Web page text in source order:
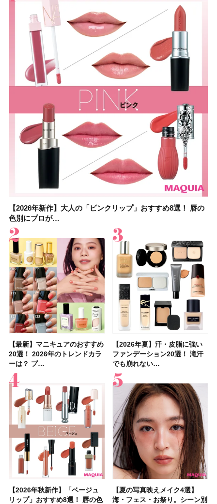
【2026年新作】大人の「ピンクリップ」おすすめ8選！ 唇の
色別にプロが…
【最新】マニキュアのおすすめ
20選！ 2026年のトレンドカラ
ーは？ プ…
【2026年夏】汗・皮脂に強い
ファンデーション20選！ 滝汗
でも崩れない…
【2026年秋新作】「ベージュ
リップ」おすすめ8選！ 唇の色
【夏の写真映えメイク4選】
海・フェス・お祭り。シーン別
【上田竜也さんのマイベストコスメ５選】大人になって開眼
したからこそ愛が深…
【石井美保さん】おすすめの
「ブライトニング」11選！ ス
キンケアからサプ…
【クリスマスコフレ2026】ク
リニークのホリデーコフレを一
挙紹介！ 人気…
【2026夏】「シートマスク・
パック」ランキングTOP5！＜
【2026夏】「洗顔料」ランキ
ングTOP5！＜マキアビューテ
【2026年新作】大人の「ピンクリップ」おすすめ8選！ 唇の
色別にプロが…
【最新】マニキュアのおすすめ
20選！ 2026年のトレンドカラ
ーは？ プ…
【2026年夏】汗・皮脂に強い
ファンデーション20選！ 滝汗
でも崩れない…
【2026年秋新作】「ベージュ
リップ」おすすめ8選！ 唇の色
【夏の写真映えメイク4選】
海・フェス・お祭り。シーン別
【2026夏】「香水・フレグランス」ランキングTOP5！＜美
容マニア・マ…
【2026年】ボディ用日焼け止
めUVのおすすめ20選！ この夏
注目の人気…
【2026夏】「リップケア」ラ
ンキングTOP5！＜美容マニア
集団・マキア…
【ニベア】美容液リップクリー
ム＆ボディスクラブが新登場！
【石井美保さん・50歳のボディ
ケア愛用品16選】首・手・バス
【2026年最新】ダイエットや腸活におすすめの食品・ドリン
ク6選！ 美活…
【2026夏】「歯磨き粉・オー
ラルケア」ランキングTOP5！
＜美容マニア…
【板野友美さんの美活】「最
近、下の歯の矯正を再開したん
です」オーラルケア…
【2026夏】「インナーケア・
サプリ」ランキングTOP5！＜
【石井美保さんのおすすめお菓
子＆お茶10選】手土産にもぴっ
【2026年夏】40代におすすめの髪型30選！ 若く見える・手
入れが楽な…
【2026年夏】おすすめの髪型
36選！ショート・ボブ・ミディ
アム・ロング…
【2026年夏】小顔に見えるボ
ブの髪型37選！ レイヤー・切
りっぱなしな…
【最新】髪のうねり・広がり・
くせ毛におすすめのシャンプー
【2026年夏】透明感カラーの
髪色おすすめ20選！ ブリーチ
【フォロー＆いいねで当たる】中国割烹旅館 掬水亭の宿泊券
を1組2名様にプ…
【鈴木えみさんの愛用品30選】
コスメ・スキンケア・ヘアケア
etc.お気に…
【無印良品】スキンケア×衣料
素材の最強タッグで実現！ 着
るだけで保湿でき…
【2026年8月の一粒万倍日】お
すすめの開運コスメ＆美容アイ
【読者プレゼント】羽の見えな
いハンディファン
【セザンヌ】8/7新色追加！「ウォータリーティントリップ
」10モモピュ…
【ルナソルアイシャドウ】アイ
カラーレーションN新色・限定
色をイエベ・ブ…
【セザンヌ】「ブライトカラー
シーラー」新色グリーンが8/7
に発売｜既存色…
【ジョー マローン ロンドン】
大人気フレグランス「ウッド
先行販売でゲット🧡LUNASOL
アイカラーレーションN 23